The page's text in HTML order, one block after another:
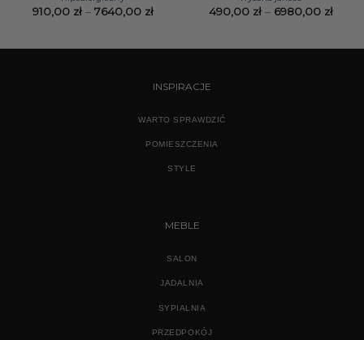
910,00 zł – 7640,00 złZakres
do
490,00 zł – 6980,00 zł
do
INSPIRACJE
WARTO SPRAWDZIĆ
POMIESZCZENIA
STYLE
MEBLE
SALON
JADALNIA
SYPIALNIA
PRZEDPOKÓJ